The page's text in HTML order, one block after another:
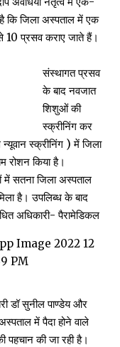
कि जिला अस्पताल में एक
प्रसव कराए जाते हैं।
संस्थागत प्रसव
के बाद नवजात
शिशुओं की
स्क्रीनिंग कर
स्क्रीनिंग ) में जिला
रोशन किया है।
में सतना जिला अस्पताल
है। उपलिब्ध के बाद
अधिकारी- पैरामेडिकल
डॉ सुनील पाण्डेय और
में पैदा होने वाले
की जा रही है।